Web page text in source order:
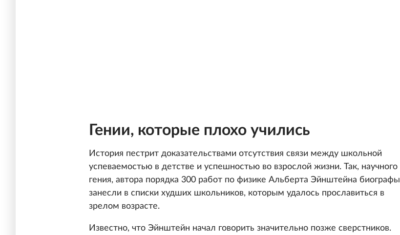
Гении, которые плохо учились
История пестрит доказательствами отсутствия связи между школьной
успеваемостью в детстве и успешностью во взрослой жизни. Так, научного
гения, автора порядка 300 работ по физике Альберта Эйнштейна биографы
занесли в списки худших школьников, которым удалось прославиться в
зрелом возрасте.
Известно, что Эйнштейн начал говорить значительно позже сверстников.